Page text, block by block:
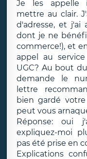
Je les appelle
mettre au clair.
d'adresse, et j'ai
dont je ne
commerce!), et
appel au
UGC? Au bout
demande le
lettre
bien gardé
peut vous
Réponse: oui
expliquez-moi
pas été prise en
Explications